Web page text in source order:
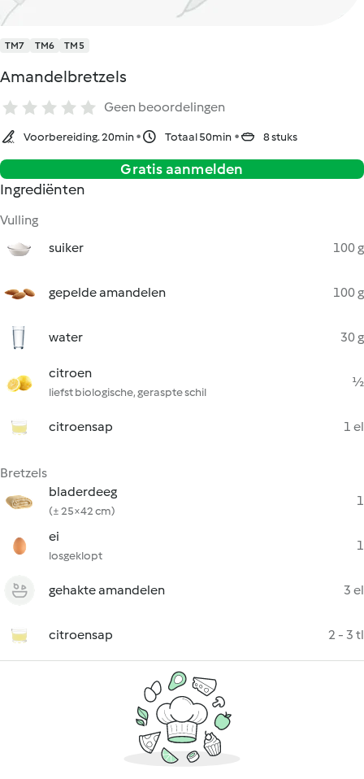
TM7 TM6 TM5
Amandelbretzels
Geen beoordelingen
Voorbereiding. 20min Totaal 50min 8 stuks
Gratis aanmelden
Ingrediënten
Vulling
suiker
100 g
gepelde amandelen 100 g
water 30 g
citroen
liefst biologische, geraspte schil
½
citroensap 1 el
Bretzels
bladerdeeg
(± 25×42 cm)
1
ei
losgeklopt
1
gehakte amandelen 3 el
citroensap 2 - 3 tl